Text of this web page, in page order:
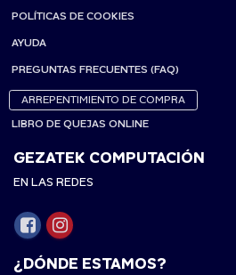
POLÍTICAS DE COOKIES
AYUDA
PREGUNTAS FRECUENTES (FAQ)
ARREPENTIMIENTO DE COMPRA
LIBRO DE QUEJAS ONLINE
GEZATEK COMPUTACIÓN
EN LAS REDES
¿DÓNDE ESTAMOS?